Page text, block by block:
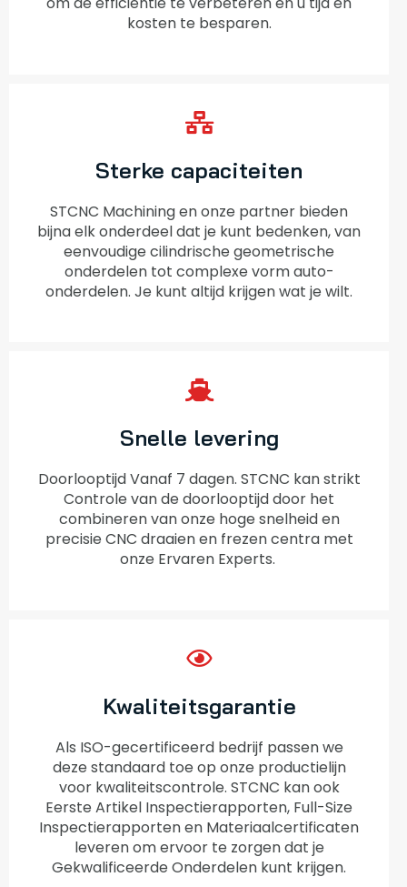
kosten te besparen.
Sterke capaciteiten
STCNC Machining en onze partner bieden
bijna elk onderdeel dat je kunt bedenken, van
eenvoudige cilindrische geometrische
onderdelen tot complexe vorm auto-
onderdelen. Je kunt altijd krijgen wat je wilt.
Snelle levering
Doorlooptijd Vanaf 7 dagen. STCNC kan strikt
Controle van de doorlooptijd door het
combineren van onze hoge snelheid en
precisie CNC draaien en frezen centra met
onze Ervaren Experts.
Kwaliteitsgarantie
Als ISO-gecertificeerd bedrijf passen we
deze standaard toe op onze productielijn
voor kwaliteitscontrole. STCNC kan ook
Eerste Artikel Inspectierapporten, Full-Size
Inspectierapporten en Materiaalcertificaten
leveren om ervoor te zorgen dat je
Gekwalificeerde Onderdelen kunt krijgen.